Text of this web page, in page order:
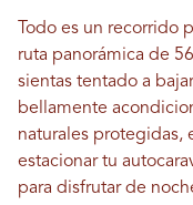
Todo es un recorrido
ruta panorámica de
sientas tentado a
bellamente
naturales protegidas,
estacionar tu
para disfrutar de